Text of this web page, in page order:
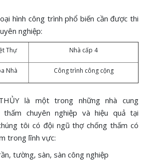
hình công trình phổ biến cần được thi
nghiệp:
Thự Nhà cấp 4
Nhà Công trình công cộng
là một trong những nhà cung
chuyên nghiệp và hiệu quả tại
tôi có đội ngũ thợ chống thấm có
trong lĩnh vực:
tường, sàn, sàn công nghiệp